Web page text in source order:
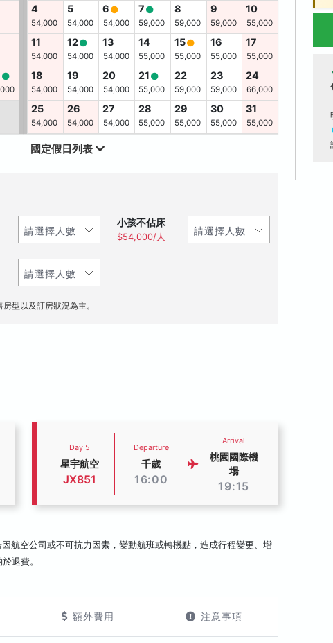
4
54,000
5
54,000
6
54,000
7
59,000
8
59,000
9
59,000
10
55,000
11
54,000
12
54,000
13
54,000
14
55,000
15
55,000
16
55,000
17
55,000
18
54,000
19
54,000
20
54,000
21
55,000
22
59,000
23
59,000
24
66,000
25
54,000
26
54,000
27
54,000
28
55,000
29
55,000
30
55,000
31
55,000
國定假日列表
小孩不佔床
$54,000/人
型以及訂房狀況為主。
Day 5
星宇航空
JX851
Departure
千歲
16:00
Arrival
桃園國際機
場
19:15
航空公司或不可抗力因素，變動航班或轉機點，造成行程變更、增
退費。
額外費用 注意事項